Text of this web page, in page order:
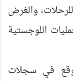
والغرض
اللوجستية
في سجلات